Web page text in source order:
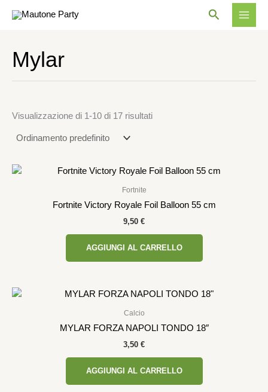
Cerca
Mylar
Visualizzazione di 1-10 di 17 risultati
Fortnite
Fortnite Victory Royale Foil Balloon 55 cm
9,50 €
AGGIUNGI AL CARRELLO
Calcio
MYLAR FORZA NAPOLI TONDO 18″
3,50 €
AGGIUNGI AL CARRELLO